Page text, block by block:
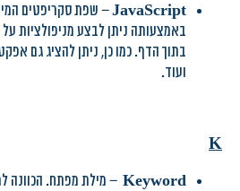
JavaScript– שפת סקריפטים
באמצעותה ניתן לבצע מניפולציות על
בתוך הדף. כמו כן, ניתן להציג גם
ועוד.
K
Keyword – מילת מפתח. הכוונה